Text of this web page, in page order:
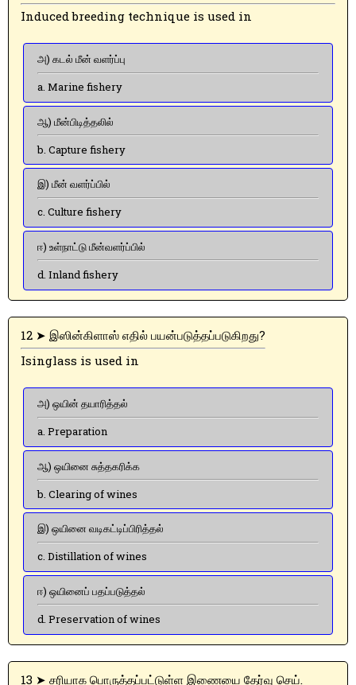
Induced breeding technique is used in
அ) கடல் மீன் வளர்ப்பு
a. Marine fishery
ஆ) மீன்பிடித்தலில்
b. Capture fishery
இ) மீன் வளர்ப்பில்
c. Culture fishery
ஈ) உள்நாட்டு மீன்வளர்ப்பில்
d. Inland fishery
12 ➤ இஸின்கிளாஸ் எதில் பயன்படுத்தப்படுகிறது?
Isinglass is used in
அ) ஒயின் தயாரித்தல்
a. Preparation
ஆ) ஒயினை சுத்தகரிக்க
b. Clearing of wines
இ) ஒயினை வடிகட்டிப்பிரித்தல்
c. Distillation of wines
ஈ) ஒயினைப் பதப்படுத்தல்
d. Preservation of wines
13 ➤ சரியாக பொருத்தப்பட்டுள்ள இணையை தேர்வு செய்.